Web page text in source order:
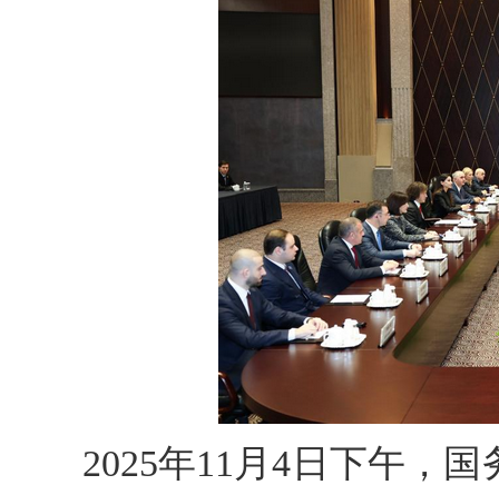
2025年11月4日下午，